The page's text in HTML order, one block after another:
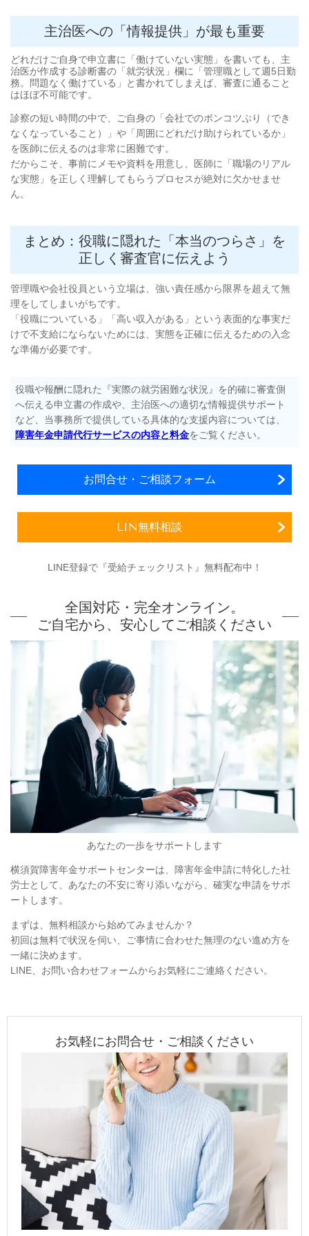
主治医への「情報提供」が最も重要
どれだけご自身で申立書に「働けていない実態」を書いても、主
治医が作成する診断書の「就労状況」欄に「管理職として週5日勤
務。問題なく働けている」と書かれてしまえば、審査に通ること
はほぼ不可能です。
診察の短い時間の中で、ご自身の「会社でのポンコツぶり（でき
なくなっていること）」や「周囲にどれだけ助けられているか」
を医師に伝えるのは非常に困難です。
だからこそ、事前にメモや資料を用意し、医師に「職場のリアル
な実態」を正しく理解してもらうプロセスが絶対に欠かせませ
ん。
まとめ：役職に隠れた「本当のつらさ」を
正しく審査官に伝えよう
管理職や会社役員という立場は、強い責任感から限界を超えて無
理をしてしまいがちです。
「役職についている」「高い収入がある」という表面的な事実だ
けで不支給にならないためには、実態を正確に伝えるための入念
な準備が必要です。
役職や報酬に隠れた『実際の就労困難な状況』を的確に審査側
へ伝える申立書の作成や、主治医への適切な情報提供サポート
など、当事務所で提供している具体的な支援内容については、
障害年金申請代行サービスの内容と料金をご覧ください。
お問合せ・ご相談フォーム
LIN無料相談
LINE登録で『受給チェックリスト』無料配布中！
全国対応・完全オンライン。
ご自宅から、安心してご相談ください
あなたの一歩をサポートします
横須賀障害年金サポートセンターは、障害年金申請に特化した社
労士として、あなたの不安に寄り添いながら、確実な申請をサポ
ートします。
まずは、無料相談から始めてみませんか？
初回は無料で状況を伺い、ご事情に合わせた無理のない進め方を
一緒に決めます。
LINE、お問い合わせフォームからお気軽にご連絡ください。
お気軽にお問合せ・ご相談ください